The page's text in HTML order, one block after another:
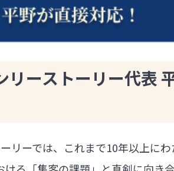
リーストーリー代表
リーでは、これまで10年以上にわ